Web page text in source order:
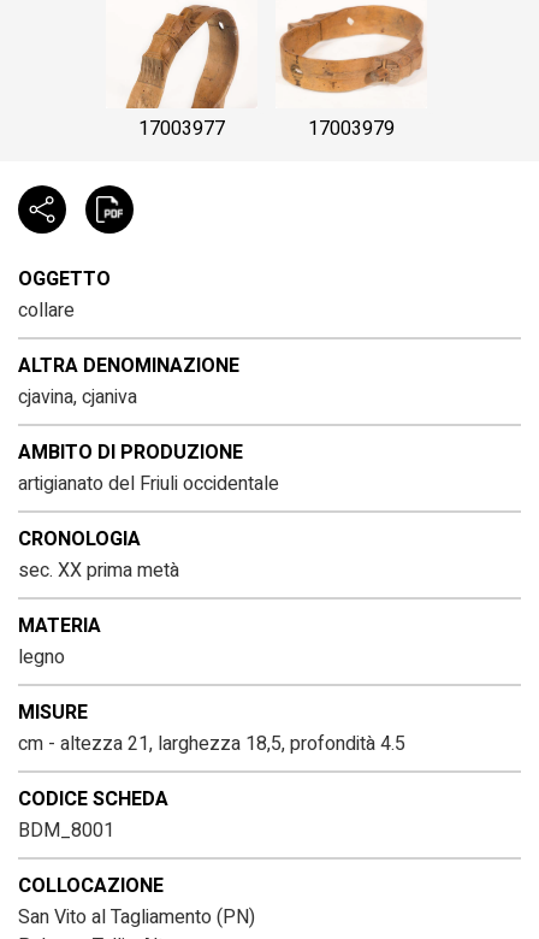
17003977 17003979
OGGETTO
collare
ALTRA DENOMINAZIONE
cjavina, cjaniva
AMBITO DI PRODUZIONE
artigianato del Friuli occidentale
CRONOLOGIA
sec. XX prima metà
MATERIA
legno
MISURE
cm - altezza 21, larghezza 18,5, profondità 4.5
CODICE SCHEDA
BDM_8001
COLLOCAZIONE
San Vito al Tagliamento (PN)